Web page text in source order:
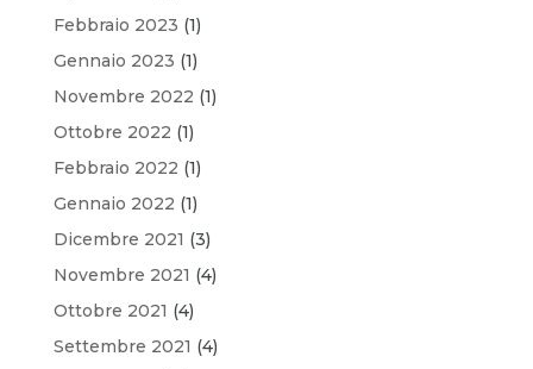
Febbraio 2023 (1)
Gennaio 2023 (1)
Novembre 2022 (1)
Ottobre 2022 (1)
Febbraio 2022 (1)
Gennaio 2022 (1)
Dicembre 2021 (3)
Novembre 2021 (4)
Ottobre 2021 (4)
Settembre 2021 (4)